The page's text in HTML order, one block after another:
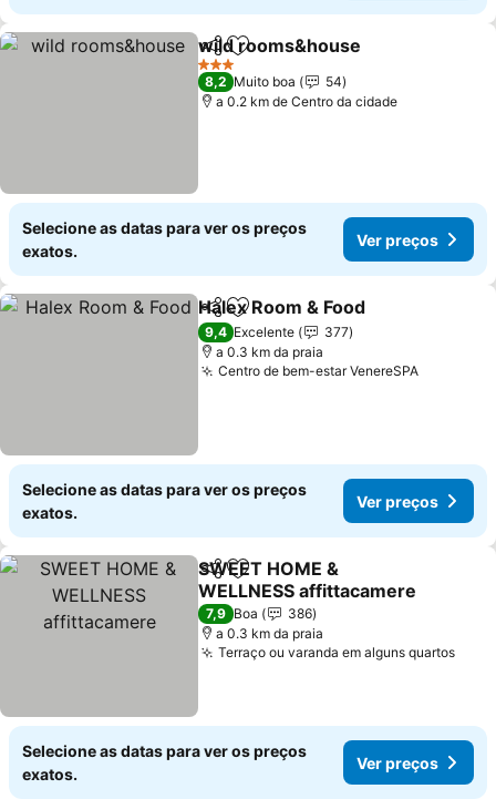
PartilharAdicionar aos favoritos
wild rooms&house
3 Estrelas
8,2 Muito boa
54
a 0.2 km de Centro da cidade
Selecione as datas para ver os preços
exatos.
Ver preços
PartilharAdicionar aos favoritos
Halex Room & Food
9,4 Excelente
377
a 0.3 km da praia
Centro de bem-estar VenereSPAVer
Selecione as datas para ver os preços
exatos.
Ver preços
PartilharAdicionar aos favoritos
SWEET HOME &
WELLNESS affittacamere
Ver preços
7,9 Boa
386
a 0.3 km da praia
Terraço ou varanda em alguns quartosVer
Selecione as datas para ver os preços
exatos.
Ver preços